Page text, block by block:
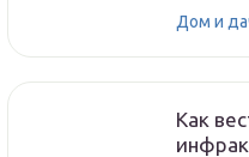
Дом и
Как